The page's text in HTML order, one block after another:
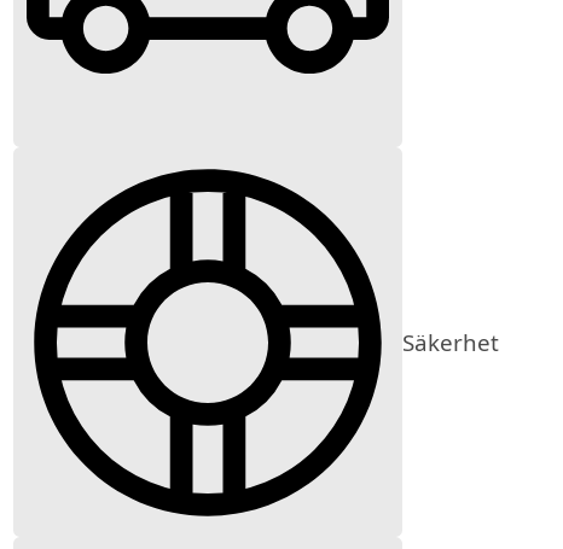
Säkerhet